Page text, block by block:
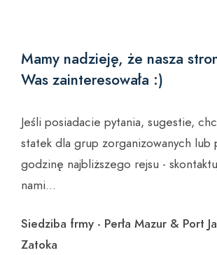
Mamy nadzieję, że nasza
Was zainteresowała :)
Jeśli posiadacie pytania, sugestie,
statek dla grup zorganizowanych lub
godzinę najbliższego rejsu -
nami...
Siedziba frmy - Perła Mazur & Port
Zatoka